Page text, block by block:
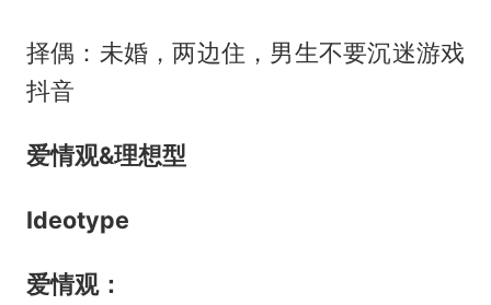
择偶：未婚，两边住，男生不要沉迷游戏
抖音
爱情观&理想型
Ideotype
爱情观：